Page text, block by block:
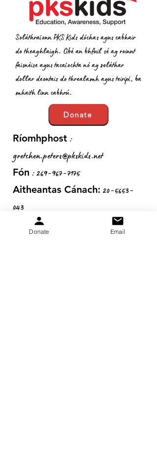
Soláthraíonn PKS Kids dóchas agus cabhair
do theaghlaigh. Cibé an bhfuil sé ag roinnt
faisnéise agus tacaíochta nó ag soláthar
dollar deontais do threalamh agus teiripí, ba
mhaith linn cabhrú.
Donate
Ríomhphost :
gretchen.peters@pkskids.net
Fón :269-967-7175
Aitheantas Cánach: 20-5653-
043
Donate Email